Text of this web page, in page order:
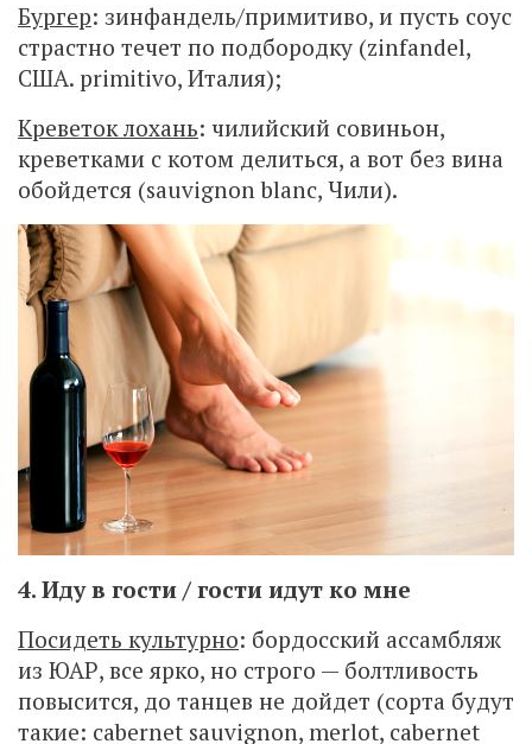
Бургер: зинфандель/примитиво, и пусть соус
страстно течет по подбородку (zinfandel,
США. primitivo, Италия);
Креветок лохань: чилийский совиньон,
креветками с котом делиться, а вот без вина
обойдется (sauvignon blanc, Чили).
4. Иду в гости / гости идут ко мне
Посидеть культурно: бордосский ассамбляж
из ЮАР, все ярко, но строго — болтливость
повысится, до танцев не дойдет (сорта будут
такие: cabernet sauvignon, merlot, cabernet